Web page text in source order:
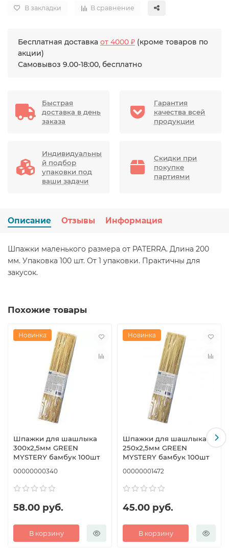
В закладки В сравнение
Бесплатная доставка от 4000 ₽ (кроме товаров по
акции)
Самовывоз 9.00-18:00, бесплатно
Быстрая
доставка в день
заказа
Гарантия
качества всей
продукции
Индивидуальны
й подбор
упаковки под
ваши задачи
Скидки при
покупке
партиями
Описание Отзывы Информация
Шпажки маленького размера от PATERRA. Длина 200
мм. Упаковка 100 шт. От 1 упаковки. Практичны для
закусок.
Похожие товары
Новинка
Шпажки для шашлыка
300х2,5мм GREEN
MYSTERY бамбук 100шт
00000000340
58.00 руб.
В корзину
Новинка
Шпажки для шашлыка
250х2,5мм GREEN
MYSTERY бамбук 100шт
00000001472
45.00 руб.
В корзину